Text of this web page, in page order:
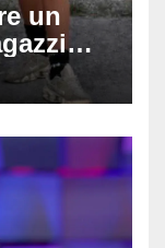
un
li invita